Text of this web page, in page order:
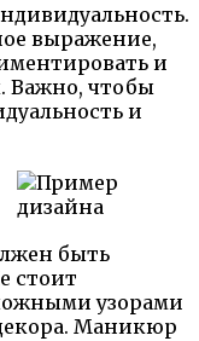
выражение,
и
Важно, чтобы
и
быть
стоит
узорами
Маникюр